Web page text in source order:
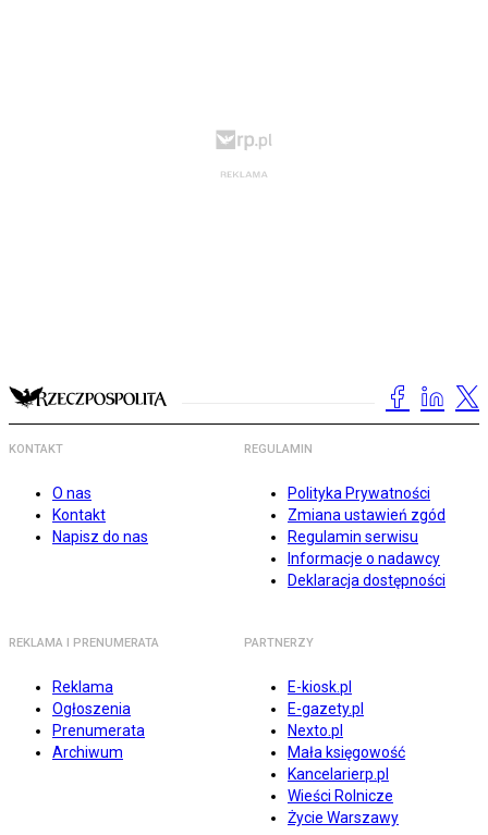
KONTAKT
O nas
Kontakt
Napisz do nas
REGULAMIN
Polityka Prywatności
Zmiana ustawień zgód
Regulamin serwisu
Informacje o nadawcy
Deklaracja dostępności
REKLAMA I PRENUMERATA
Reklama
Ogłoszenia
Prenumerata
Archiwum
PARTNERZY
E-kiosk.pl
E-gazety.pl
Nexto.pl
Mała księgowość
Kancelarierp.pl
Wieści Rolnicze
Życie Warszawy